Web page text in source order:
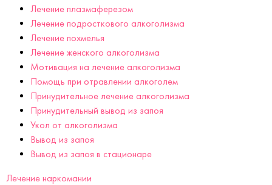
Лечение плазмаферезом
Лечение подросткового алкоголизма
Лечение похмелья
Лечение женского алкоголизма
Мотивация на лечение алкоголизма
Помощь при отравлении алкоголем
Принудительное лечение алкоголизма
Принудительный вывод из запоя
Укол от алкоголизма
Вывод из запоя
Вывод из запоя в стационаре
Лечение наркомании